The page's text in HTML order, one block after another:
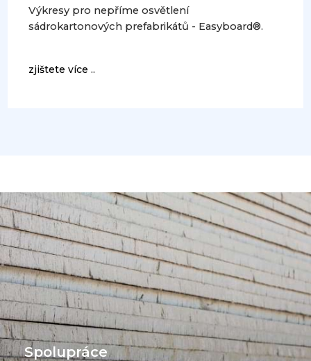
Výkresy pro nepříme osvětlení
sádrokartonových prefabrikátů - Easyboard®.
zjištete více ..
Spolupráce